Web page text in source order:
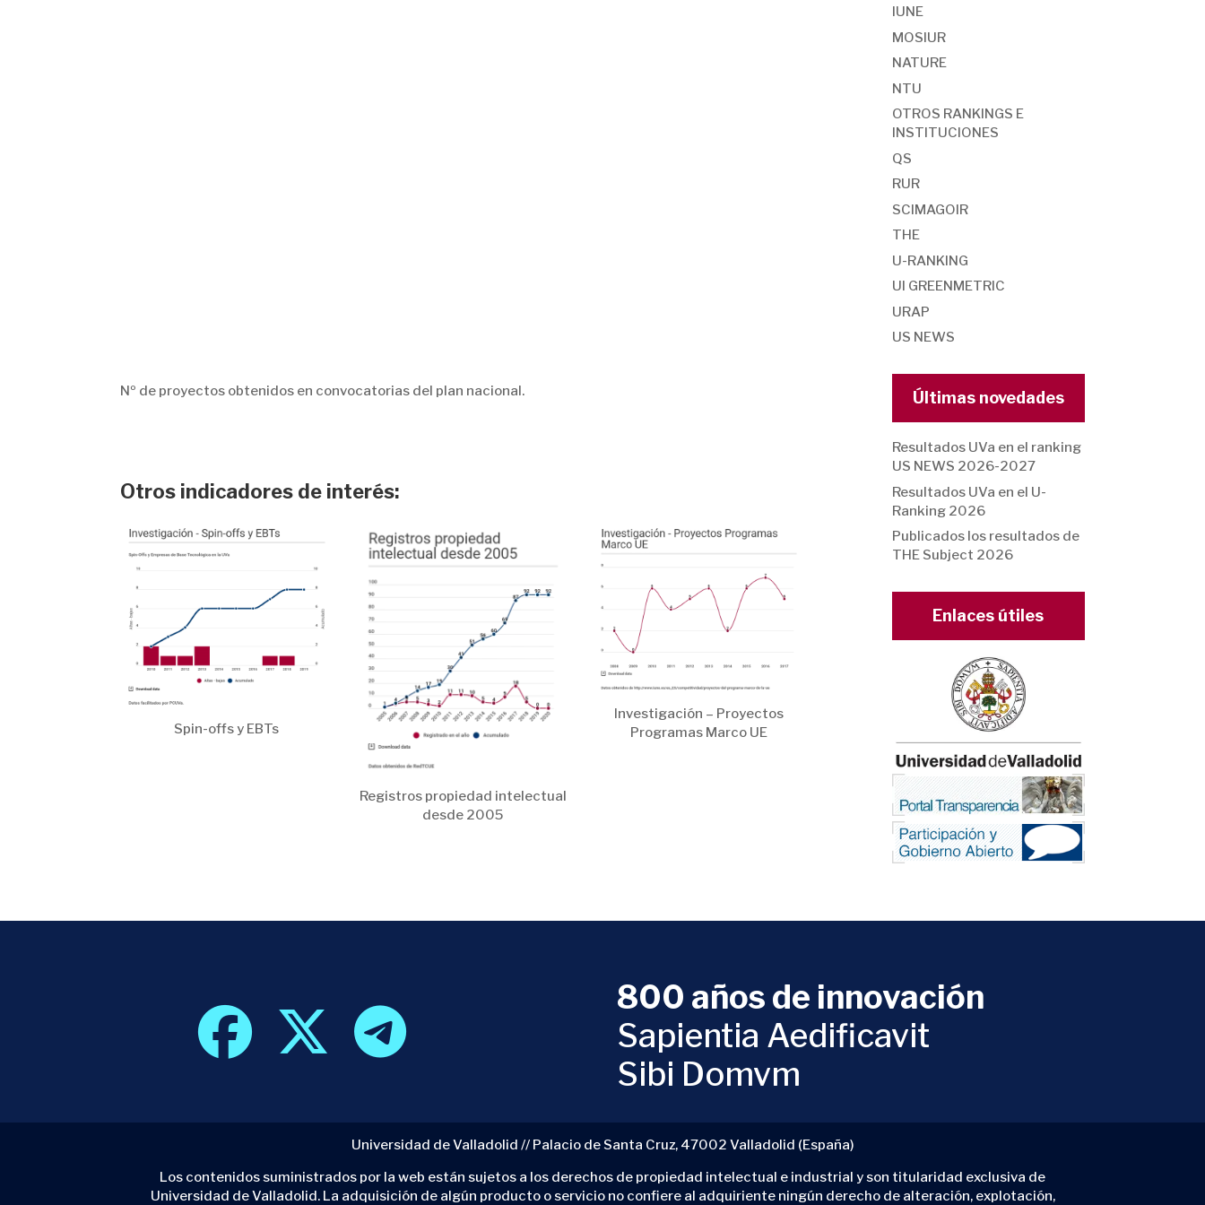
Nº de proyectos obtenidos en convocatorias del plan nacional.
Otros indicadores de interés:
Spin-offs y EBTs
Registros propiedad intelectual
desde 2005
Investigación – Proyectos
Programas Marco UE
IUNE
MOSIUR
NATURE
NTU
OTROS RANKINGS E
INSTITUCIONES
QS
RUR
SCIMAGOIR
THE
U-RANKING
UI GREENMETRIC
URAP
US NEWS
Últimas novedades
Resultados UVa en el ranking
US NEWS 2026-2027
Resultados UVa en el U-
Ranking 2026
Publicados los resultados de
THE Subject 2026
Enlaces útiles
800 años de innovación
Sapientia Aedificavit
Sibi Domvm
Universidad de Valladolid // Palacio de Santa Cruz, 47002 Valladolid (España)
Los contenidos suministrados por la web están sujetos a los derechos de propiedad intelectual e industrial y son titularidad exclusiva de
Universidad de Valladolid. La adquisición de algún producto o servicio no confiere al adquiriente ningún derecho de alteración, explotación,